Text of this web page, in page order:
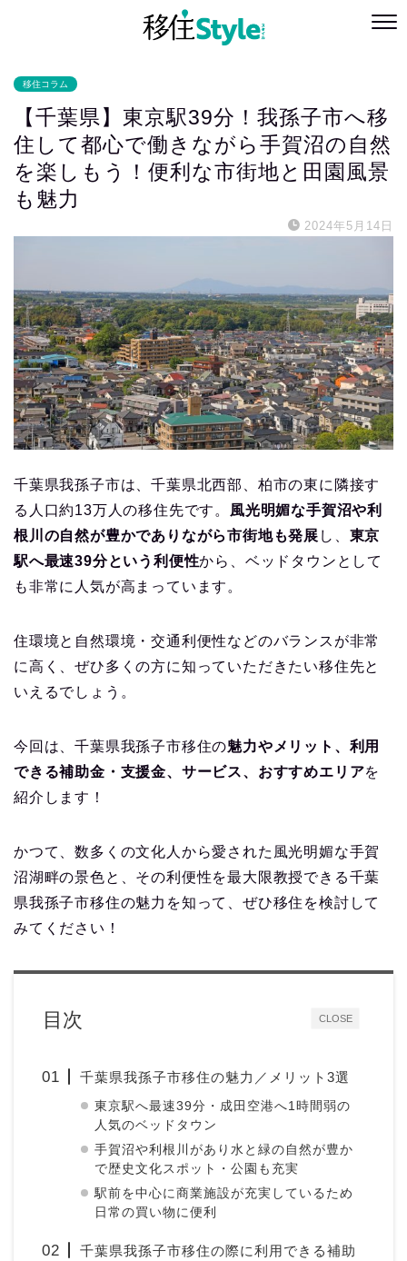
移住コラム
【千葉県】東京駅39分！我孫子市へ移
住して都心で働きながら手賀沼の自然
を楽しもう！便利な市街地と田園風景
も魅力
2024年5月14日
千葉県我孫子市は、千葉県北西部、柏市の東に隣接す
る人口約13万人の移住先です。 風光明媚な手賀沼や利
根川の自然が豊かでありながら市街地も発展 し、 東京
駅へ最速39分という利便性から、ベッドタウンとして
も非常に人気が高まっています。
住環境と自然環境・交通利便性などのバランスが非常
に高く、ぜひ多くの方に知っていただきたい移住先と
いえるでしょう。
今回は、千葉県我孫子市移住の魅力やメリット、利用
できる補助金・支援金、サービス、おすすめエリアを
紹介します！
かつて、数多くの文化人から愛された風光明媚な手賀
沼湖畔の景色と、その利便性を最大限教授できる千葉
県我孫子市移住の魅力を知って、ぜひ移住を検討して
みてください！
CLOSE
目次
千葉県我孫子市移住の魅力／メリット3選
東京駅へ最速39分・成田空港へ1時間弱の
人気のベッドタウン
手賀沼や利根川があり水と緑の自然が豊か
で歴史文化スポット・公園も充実
駅前を中心に商業施設が充実しているため
日常の買い物に便利
千葉県我孫子市移住の際に利用できる補助